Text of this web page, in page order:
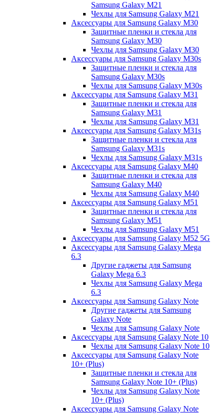
Samsung Galaxy M21
Чехлы для Samsung Galaxy M21
Аксессуары для Samsung Galaxy M30
Защитные пленки и стекла для
Samsung Galaxy M30
Чехлы для Samsung Galaxy M30
Аксессуары для Samsung Galaxy M30s
Защитные пленки и стекла для
Samsung Galaxy M30s
Чехлы для Samsung Galaxy M30s
Аксессуары для Samsung Galaxy M31
Защитные пленки и стекла для
Samsung Galaxy M31
Чехлы для Samsung Galaxy M31
Аксессуары для Samsung Galaxy M31s
Защитные пленки и стекла для
Samsung Galaxy M31s
Чехлы для Samsung Galaxy M31s
Аксессуары для Samsung Galaxy M40
Защитные пленки и стекла для
Samsung Galaxy M40
Чехлы для Samsung Galaxy M40
Аксессуары для Samsung Galaxy M51
Защитные пленки и стекла для
Samsung Galaxy M51
Чехлы для Samsung Galaxy M51
Аксессуары для Samsung Galaxy M52 5G
Аксессуары для Samsung Galaxy Mega
6.3
Другие гаджеты для Samsung
Galaxy Mega 6.3
Чехлы для Samsung Galaxy Mega
6.3
Аксессуары для Samsung Galaxy Note
Другие гаджеты для Samsung
Galaxy Note
Чехлы для Samsung Galaxy Note
Аксессуары для Samsung Galaxy Note 10
Чехлы для Samsung Galaxy Note 10
Аксессуары для Samsung Galaxy Note
10+ (Plus)
Защитные пленки и стекла для
Samsung Galaxy Note 10+ (Plus)
Чехлы для Samsung Galaxy Note
10+ (Plus)
Аксессуары для Samsung Galaxy Note